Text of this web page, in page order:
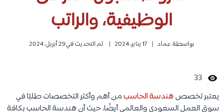
الوظيفية، والراتب
بواسطة عماد 17 يناير، 2024 تم التحديث في29 أبريل، 2024
33
يعتبر تخصصهندسة الحاسبمن أهم وأكثر التخصصات طلبًا في
سوق العمل السعودي والعالمي أيضًا، حيث أن هندسة الحاسب بكافة